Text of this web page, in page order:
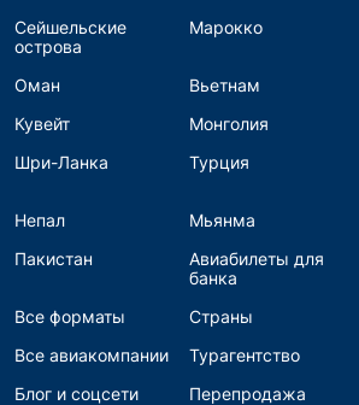
Сейшельские
острова
Марокко
Оман Вьетнам
Кувейт
Монголия
Шри-Ланка
Турция
Непал
Мьянма
Пакистан
Авиабилеты для
банка
Все форматы Страны
Все авиакомпании
Турагентство
Блог и соцсети
Перепродажа